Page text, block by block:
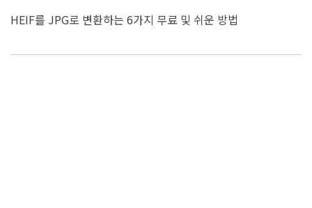
HEIF를 JPG로 변환하는 6가지 무료 및 쉬운 방법